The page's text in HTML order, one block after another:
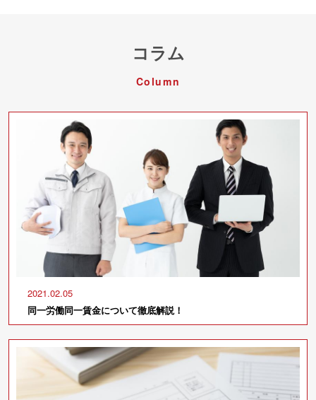
コラム
Column
2021.02.05
同一労働同一賃金について徹底解説！